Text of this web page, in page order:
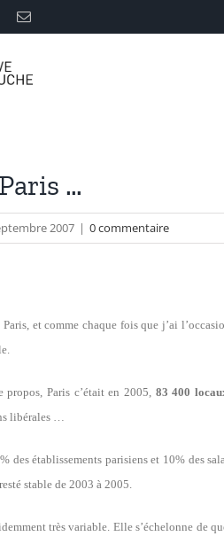
Email
…
2007 | 0 commentaire
Paris, et comme chaque fois que j’ai
Paris c’était en 2005, 83 400
libérales …
des établissements parisiens et 10% des
stable de 2003 à 2005.
très variable. Elle s’échelonne de